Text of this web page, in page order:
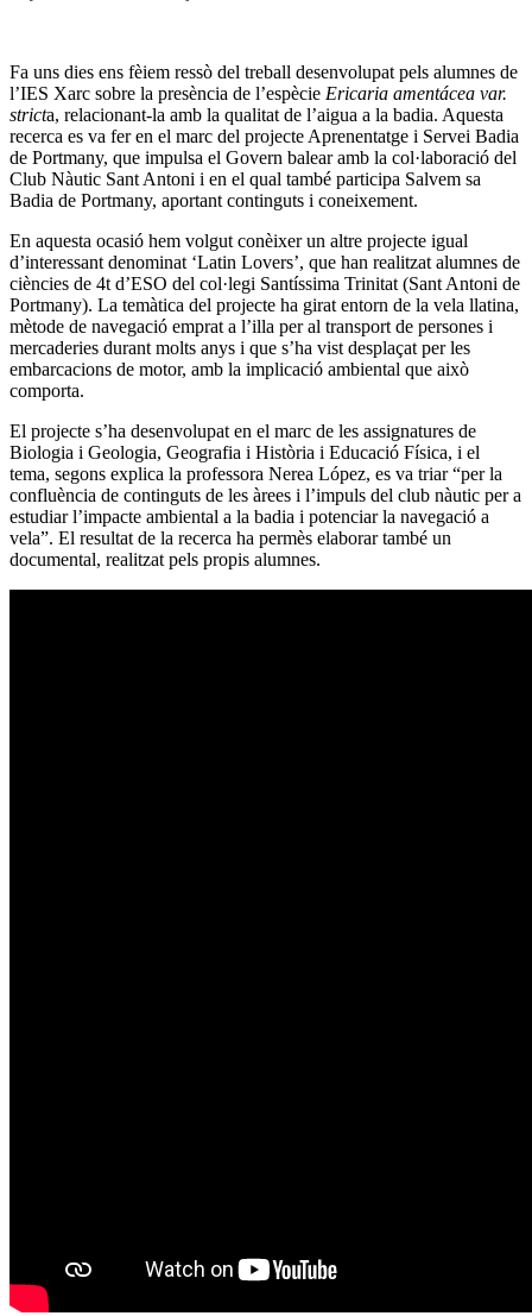
Fa uns dies ens fèiem ressò del treball desenvolupat pels alumnes de
l’IES Xarc sobre la presència de l’espècie Ericaria amentácea var.
stricta, relacionant-la amb la qualitat de l’aigua a la badia. Aquesta
recerca es va fer en el marc del projecte Aprenentatge i Servei Badia
de Portmany, que impulsa el Govern balear amb la col·laboració del
Club Nàutic Sant Antoni i en el qual també participa Salvem sa
Badia de Portmany, aportant continguts i coneixement.
En aquesta ocasió hem volgut conèixer un altre projecte igual
d’interessant denominat ‘Latin Lovers’, que han realitzat alumnes de
ciències de 4t d’ESO del col·legi Santíssima Trinitat (Sant Antoni de
Portmany). La temàtica del projecte ha girat entorn de la vela llatina,
mètode de navegació emprat a l’illa per al transport de persones i
mercaderies durant molts anys i que s’ha vist desplaçat per les
embarcacions de motor, amb la implicació ambiental que això
comporta.
El projecte s’ha desenvolupat en el marc de les assignatures de
Biologia i Geologia, Geografia i Història i Educació Física, i el
tema, segons explica la professora Nerea López, es va triar “per la
confluència de continguts de les àrees i l’impuls del club nàutic per a
estudiar l’impacte ambiental a la badia i potenciar la navegació a
vela”. El resultat de la recerca ha permès elaborar també un
documental, realitzat pels propis alumnes.